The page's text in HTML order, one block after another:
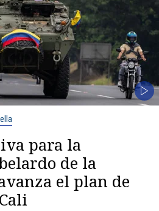
para la
de la
el plan de